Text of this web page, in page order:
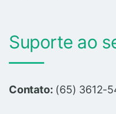
Suporte ao
Contato: (65) 3612-